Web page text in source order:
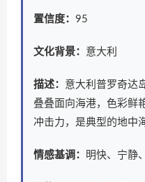
置信度： 95
文化背景： 意大利
描述： 意大利普罗奇达
叠叠面向海港，色彩鲜
冲击力，是典型的地中
情感基调： 明快、宁静